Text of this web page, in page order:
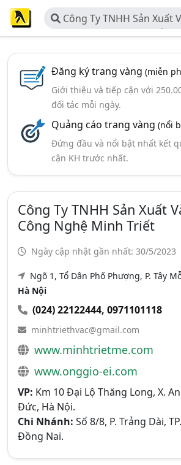
Công Ty TNHH Sản Xuất
Tư Công Nghệ Minh Triết
Đăng ký trang vàng (miễn
Giới thiệu và tiếp cận với
đối tác mỗi ngày.
Quảng cáo trang vàng (nổi
Đứng đầu và nổi bật nhất kết
cận KH trước nhất.
Công Ty TNHH Sản Xuất
Công Nghệ Minh Triết
Ngày cập nhật gần nhất: 30/5/2023
Ngõ 1, Tổ Dân Phố Phượng, P. Tây
Hà Nội
(024) 22122444, 0971101118
minhtriethvac@gmail.com
www.minhtrietme.com
www.onggio-ei.com
VP: Km 10 Đại Lộ Thăng Long, X.
Đức, Hà Nội.
Chi Nhánh: Số 8/8, P. Trảng Dài,
Đồng Nai.